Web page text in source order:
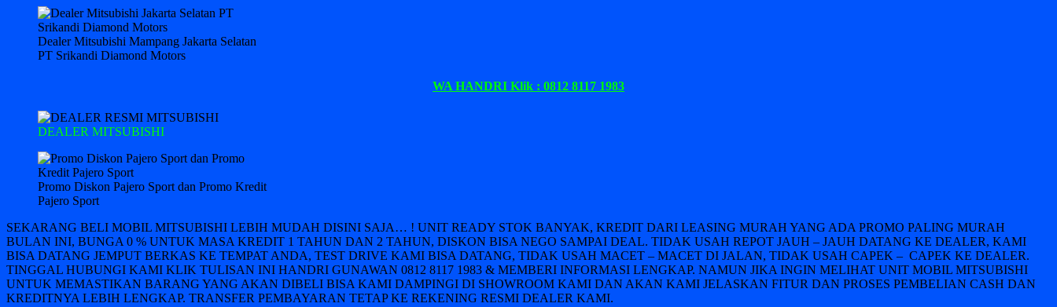
Dealer Mitsubishi Mampang Jakarta Selatan
PT Srikandi Diamond Motors
WA HANDRI Klik : 0812 8117 1983
DEALER MITSUBISHI
Promo Diskon Pajero Sport dan Promo Kredit
Pajero Sport
SEKARANG BELI MOBIL MITSUBISHI LEBIH MUDAH DISINI SAJA… ! UNIT READY STOK BANYAK, KREDIT DARI LEASING MURAH YANG ADA PROMO PALING MURAH
BULAN INI, BUNGA 0 % UNTUK MASA KREDIT 1 TAHUN DAN 2 TAHUN, DISKON BISA NEGO SAMPAI DEAL. TIDAK USAH REPOT JAUH – JAUH DATANG KE DEALER, KAMI
BISA DATANG JEMPUT BERKAS KE TEMPAT ANDA, TEST DRIVE KAMI BISA DATANG, TIDAK USAH MACET – MACET DI JALAN, TIDAK USAH CAPEK – CAPEK KE DEALER.
TINGGAL HUBUNGI KAMI KLIK TULISAN INI HANDRI GUNAWAN 0812 8117 1983 & MEMBERI INFORMASI LENGKAP. NAMUN JIKA INGIN MELIHAT UNIT MOBIL MITSUBISHI
UNTUK MEMASTIKAN BARANG YANG AKAN DIBELI BISA KAMI DAMPINGI DI SHOWROOM KAMI DAN AKAN KAMI JELASKAN FITUR DAN PROSES PEMBELIAN CASH DAN
KREDITNYA LEBIH LENGKAP. TRANSFER PEMBAYARAN TETAP KE REKENING RESMI DEALER KAMI.